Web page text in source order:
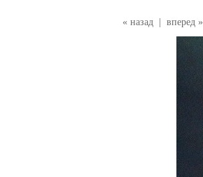
« назад вперед »